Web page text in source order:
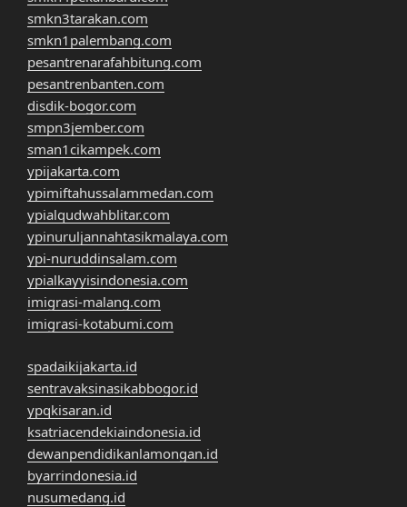
smkn3tarakan.com
smkn1palembang.com
pesantrenarafahbitung.com
pesantrenbanten.com
disdik-bogor.com
smpn3jember.com
sman1cikampek.com
ypijakarta.com
ypimiftahussalammedan.com
ypialqudwahblitar.com
ypinuruljannahtasikmalaya.com
ypi-nuruddinsalam.com
ypialkayyisindonesia.com
imigrasi-malang.com
imigrasi-kotabumi.com
spadaikijakarta.id
sentravaksinasikabbogor.id
ypqkisaran.id
ksatriacendekiaindonesia.id
dewanpendidikanlamongan.id
byarrindonesia.id
nusumedang.id